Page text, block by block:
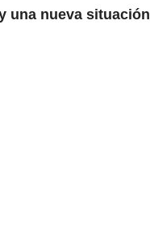
una nueva situación